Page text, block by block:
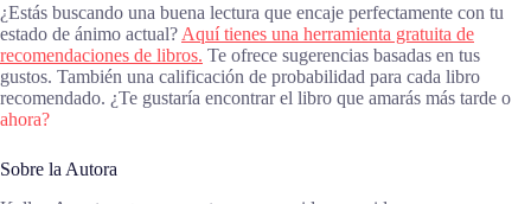
¿Estás buscando una buena lectura que encaje perfectamente con tu
estado de ánimo actual? Aquí tienes una herramienta gratuita de
recomendaciones de libros. Te ofrece sugerencias basadas en tus
gustos. También una calificación de probabilidad para cada libro
recomendado. ¿Te gustaría encontrar el libro que amarás más tarde o
ahora?
Sobre la Autora